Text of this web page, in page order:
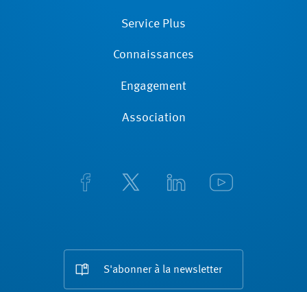
Service Plus
Connaissances
Engagement
Association
S'abonner à la newsletter